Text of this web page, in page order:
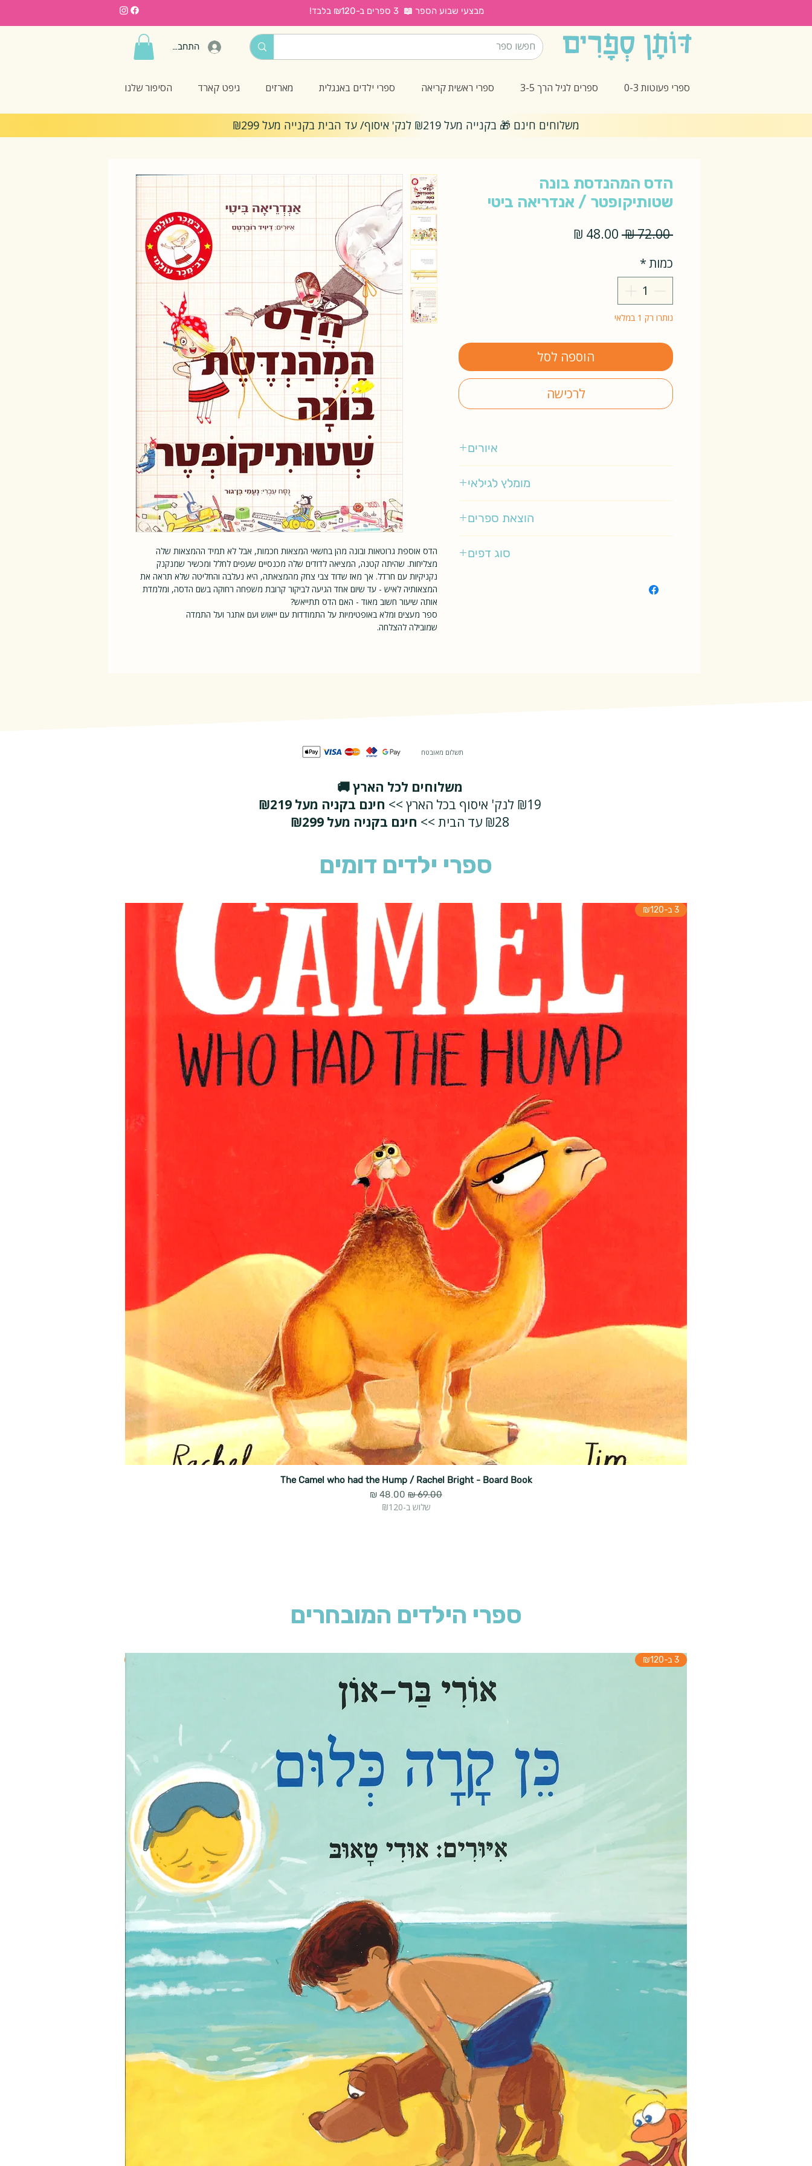
מבצעי שבוע הספר 📖 3 ספרים ב-₪120 בלבד!
התחברות
ספרי פעוטות 0-3 ספרים לגיל הרך 3-5 ספרי ראשית קריאה ספרי ילדים באנגלית מארזים גיפט קארד הסיפור שלנו
משלוחים חינם 🎁 בקנייה מעל ₪219 לנק' איסוף/ עד הבית בקנייה מעל ₪299
הדס אוספת גרוטאות ובונה מהן בחשאי המצאות חכמות, אבל לא תמיד ההמצאות שלה
מצליחות. שהיתה קטנה, המציאה לדודים שלה מכנסיים שעפים לחלל ומכשיר שמנקנק
נקניקיות עם חרדל. אך מאז שדוד צבי צחק מהמצאתה, היא נעלבה והחליטה שלא תראה את
המצאותיה לאיש - עד שיום אחד הגיעה לביקור קרובת משפחה רחוקה בשם הדסה, ומלמדת
אותה שיעור חשוב מאוד - האם הדס תתייאש?
ספר מעצים ומלא באופטימיות על התמודדות עם ייאוש ועם אתגר ועל התמדה
שמובילה להצלחה.
הדס המהנדסת בונה
שטותיקופטר / אנדריאה ביטי
‏72.00 ‏₪
מחיר
כמות*
נותרו רק 1 במלאי
הוספה לסל
לרכישה
איורים
מומלץ לגילאי
הוצאת ספרים
סוג דפים
תשלום מאובטח
משלוחים לכל הארץ 🚚
₪19 לנק' איסוף בכל הארץ >>
חינם בקניה מעל ₪219
₪28 עד הבית >>
חינם בקניה מעל ₪299
ספרי ילדים דומים
3 ב-₪120
The Camel who had the Hump / Rachel Bright - Board Book
מחיר רגיל מחיר מבצע
שלוש ב-₪120
ספרי הילדים המובחרים
3 ב-₪120